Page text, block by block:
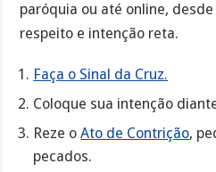
paróquia ou até online,
respeito e intenção reta.
Faça o Sinal da Cruz.
Coloque sua intenção
Reze oAto de Contrição,
pecados.